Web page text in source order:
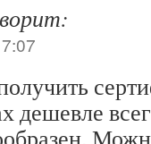
дешевле